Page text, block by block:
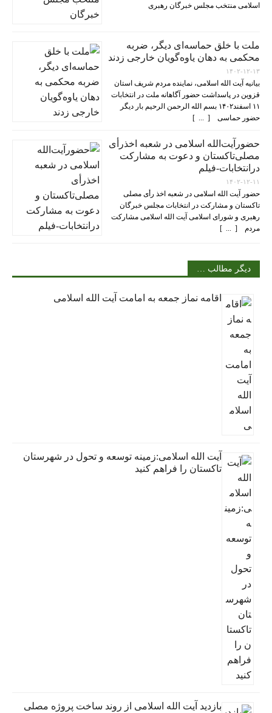
اسلامی منتخب مجلس خبرگان رهبری
ملت با خلق حماسه‌ای دیگر، ضربه
محکمی به دهان یاوه‌گویان خارجی زدند
۱۴۰۲-۱۲-۱۳
بیانیه آیت الله اسلامی، نماینده مردم شریف استان
قزوین در پاسداشت حضور آگاهانه ملت در انتخابات
۱۱ اسفند۱۴۰۲ بسم الله الرحمن الرحیم بار دیگر
حضور حماسی [ ... ]
حضورآیت‌الله اسلامی در شعبه اخذرأی
مصلی‌تاکستان و دعوت به مشارکت
درانتخابات-فیلم
۱۴۰۲-۱۲-۱۱
حضور آیت الله اسلامی در شعبه اخذ رأی مصلی
تاکستان و مشارکت در انتخابات مجلس خبرگان
رهبری و شورای اسلامی آیت الله اسلامی مشارکت
مردم [ ... ]
دیگر مطالب …
اقامه نماز جمعه به امامت آیت الله اسلامی
آیت الله اسلامی:زمینه توسعه و تحول در شهرستان
تاکستان را فراهم کنید
بازدید آیت الله اسلامی از روند ساخت پروژه مصلی